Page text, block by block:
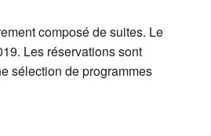
composé de suites. Le
Les réservations sont
sélection de programmes